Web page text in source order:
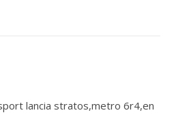
lancia stratos,metro 6r4,en